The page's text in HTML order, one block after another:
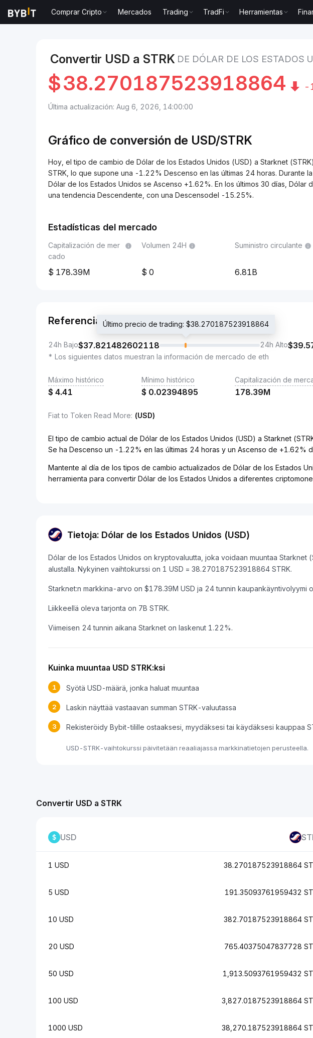
Comprar Cripto Mercados Trading TradFi Herramientas
Convertir USD a STRK DE DÓLAR DE LOS ESTADOS
$38.270187523918864 -
Última actualización: Aug 6, 2026, 14:00:00
Gráfico de conversión de USD/STRK
Hoy, el tipo de cambio de Dólar de los Estados Unidos (USD) a Starknet
STRK, lo que supone una -1.22% Descenso en las últimas 24 horas. Durante
Dólar de los Estados Unidos se Ascenso +1.62%. En los últimos 30 días, Dólar
una tendencia Descendente, con una Descensodel -15.25%.
Estadísticas del mercado
Capitalización de mer
cado
178.39M
Volumen 24H
0
Suministro circulante
6.81B
Referencia
24h Bajo$37.821482602118
Último precio de trading: $38.270187523918864
24h Alto$
* Los siguientes datos muestran la información de mercado de eth
Máximo histórico
$ 4.41
Mínimo histórico
$ 0.02394895
Capitalización de
178.39M
Fiat to Token Read More: (USD)
El tipo de cambio actual de Dólar de los Estados Unidos (USD) a Starknet
Se ha Descenso un -1.22% en las últimas 24 horas y un Ascenso de +1.62%
Mantente al día de los tipos de cambio actualizados de Dólar de los Estados
herramienta para convertir Dólar de los Estados Unidos a diferentes
Tietoja: Dólar de los Estados Unidos (USD)
Dólar de los Estados Unidos on kryptovaluutta, joka voidaan muuntaa Starknet
alustalla. Nykyinen vaihtokurssi on 1 USD = 38.270187523918864 STRK.
Starknet:n markkina-arvo on $178.39M USD ja 24 tunnin kaupankäyntivolyymi
Liikkeellä oleva tarjonta on 7B STRK.
Viimeisen 24 tunnin aikana Starknet on laskenut 1.22%.
Kuinka muuntaa USD STRK:ksi
1 Syötä USD-määrä, jonka haluat muuntaa
2 Laskin näyttää vastaavan summan STRK-valuutassa
3 Rekisteröidy Bybit-tilille ostaaksesi, myydäksesi tai käydäksesi kauppaa
USD-STRK-vaihtokurssi päivitetään reaaliajassa markkinatietojen perusteella.
Convertir USD a STRK
USD
1 USD 38.270187523918864
5 USD 191.35093761959432
10 USD 382.70187523918864
20 USD 765.40375047837728
50 USD 1,913.5093761959432
100 USD 3,827.0187523918864
1000 USD 38,270.187523918864